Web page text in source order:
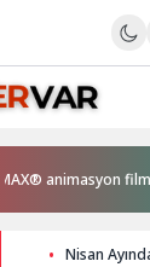
animasyon filmi
Nisan